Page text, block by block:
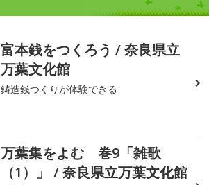
富本銭をつくろう / 奈良県立
万葉文化館
鋳造銭つくりが体験できる
万葉集をよむ 巻9「雑歌
（1）」 / 奈良県立万葉文化館